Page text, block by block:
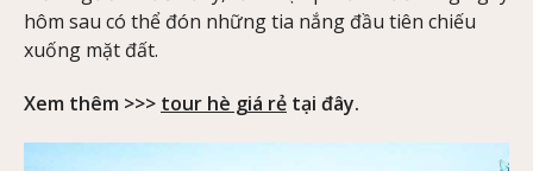
hôm sau có thể đón những tia nắng đầu tiên chiếu
xuống mặt đất.
Xem thêm >>> tour hè giá rẻ tại đây.